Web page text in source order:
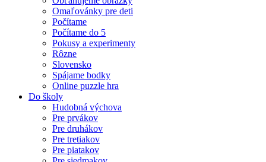
Omaľovánky pre deti
Počítame
Počítame do 5
Pokusy a experimenty
Rôzne
Slovensko
Spájame bodky
Online puzzle hra
Do školy
Hudobná výchova
Pre prvákov
Pre druhákov
Pre tretiakov
Pre piatakov